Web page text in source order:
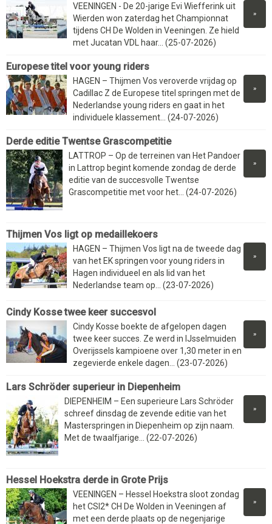
»
VEENINGEN - De 20-jarige Evi Wiefferink uit
Wierden won zaterdag het Championnat
tijdens CH De Wolden in Veeningen. Ze hield
met Jucatan VDL haar... (25-07-2026)
Europese titel voor young riders
»
HAGEN – Thijmen Vos veroverde vrijdag op
Cadillac Z de Europese titel springen met de
Nederlandse young riders en gaat in het
individuele klassement... (24-07-2026)
Derde editie Twentse Grascompetitie
»
LATTROP – Op de terreinen van Het Pandoer
in Lattrop begint komende zondag de derde
editie van de succesvolle Twentse
Grascompetitie met voor het... (24-07-2026)
Thijmen Vos ligt op medaillekoers
»
HAGEN – Thijmen Vos ligt na de tweede dag
van het EK springen voor young riders in
Hagen individueel en als lid van het
Nederlandse team op... (23-07-2026)
Cindy Kosse twee keer succesvol
»
Cindy Kosse boekte de afgelopen dagen
twee keer succes. Ze werd in IJsselmuiden
Overijssels kampioene over 1,30 meter in en
zegevierde enkele dagen... (23-07-2026)
Lars Schröder superieur in Diepenheim
»
DIEPENHEIM – Een superieure Lars Schröder
schreef dinsdag de zevende editie van het
Masterspringen in Diepenheim op zijn naam.
Met de twaalfjarige... (22-07-2026)
Hessel Hoekstra derde in Grote Prijs
»
VEENINGEN – Hessel Hoekstra sloot zondag
het CSI2* CH De Wolden in Veeningen af
met een derde plaats op de negenjarige